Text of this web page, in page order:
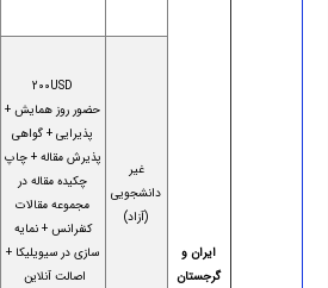
ایران و
گرجستان
غیر
دانشجویی
(آزاد)
200USD
حضور روز همایش +
پذیرایی + گواهی
پذیرش مقاله + چاپ
چکیده مقاله در
مجموعه مقالات
کنفرانس + نمایه
سازی در سیویلیکا +
اصالت آنلاین